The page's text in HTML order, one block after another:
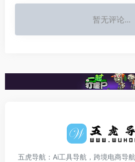
暂无评论...
五虎导航：Ai工具导航，跨境电商导